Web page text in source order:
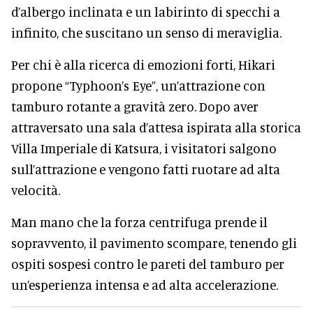
d’albergo inclinata e un labirinto di specchi a
infinito, che suscitano un senso di meraviglia.
Per chi è alla ricerca di emozioni forti, Hikari
propone “Typhoon’s Eye”, un’attrazione con
tamburo rotante a gravità zero. Dopo aver
attraversato una sala d’attesa ispirata alla storica
Villa Imperiale di Katsura, i visitatori salgono
sull’attrazione e vengono fatti ruotare ad alta
velocità.
Man mano che la forza centrifuga prende il
sopravvento, il pavimento scompare, tenendo gli
ospiti sospesi contro le pareti del tamburo per
un’esperienza intensa e ad alta accelerazione.